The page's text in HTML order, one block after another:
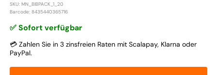
SKU: MN_BIBPACK_1_20
Barcode: 8435440365716
✅ Sofort verfügbar
💳 Zahlen Sie in 3 zinsfreien Raten mit Scalapay, Klarna oder
PayPal.